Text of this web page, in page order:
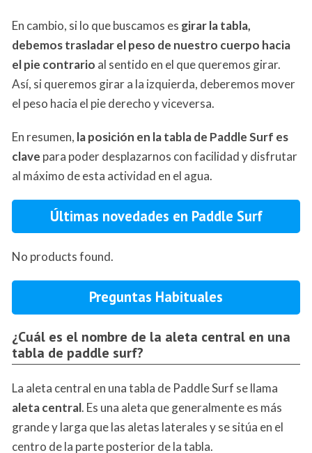
En cambio, si lo que buscamos es girar la tabla,
debemos trasladar el peso de nuestro cuerpo hacia
elpie contrario al sentido en el que queremos girar.
Así, si queremos girar a la izquierda, deberemos mover
el peso hacia el pie derecho y viceversa.
En resumen, la posición en la tabla de Paddle Surf es
clave para poder desplazarnos con facilidad y disfrutar
al máximo de esta actividad en el agua.
Últimas novedades en Paddle Surf
No products found.
Preguntas Habituales
¿Cuál es el nombre de la aleta central en una
tabla de paddle surf?
La aleta central en una tabla de Paddle Surf se llama
aleta central. Es una aleta que generalmente es más
grande y larga que las aletas laterales y se sitúa en el
centro de la parte posterior de la tabla.